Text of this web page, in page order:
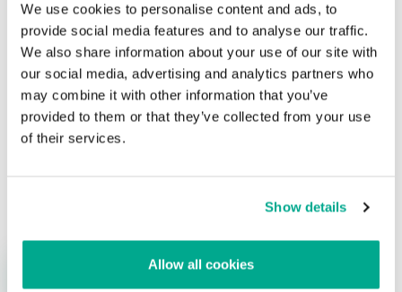
We use cookies to personalise content and ads, to
provide social media features and to analyse our traffic.
We also share information about your use of our site with
our social media, advertising and analytics partners who
may combine it with other information that you’ve
provided to them or that they’ve collected from your use
of their services.
Show details
Allow all cookies
Su dirección de correo electrónico no será publicada.
campos obligatorios están marcados con*